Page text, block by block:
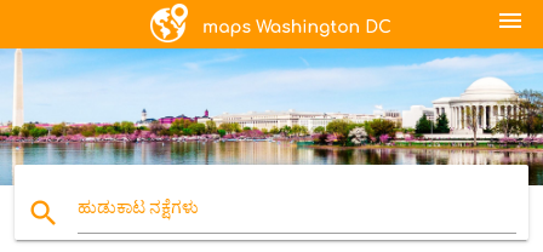
menu
search ಹುಡುಕಾಟ ನಕ್ಷೆಗಳು